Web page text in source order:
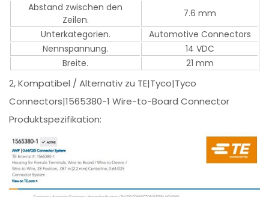
Abstand zwischen den
Zeilen.
7.6 mm
Unterkategorien.
Automotive Connectors
Nennspannung.
14 VDC
Breite.
21 mm
2, Kompatibel / Alternativ zu TE|Tyco|Tyco
Connectors|1565380-1 Wire-to-Board Connector
Produktspezifikation: